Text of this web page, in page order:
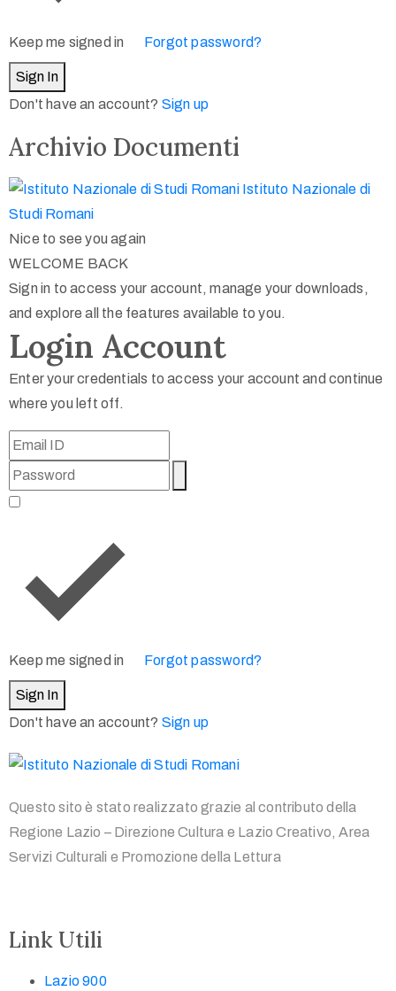
Keep me signed in Forgot password?
Sign In
Don't have an account? Sign up
Archivio Documenti
Istituto Nazionale di
Studi Romani
Nice to see you again
WELCOME BACK
Sign in to access your account, manage your downloads,
and explore all the features available to you.
Login Account
Enter your credentials to access your account and continue
where you left off.
Keep me signed in Forgot password?
Sign In
Don't have an account? Sign up
Questo sito è stato realizzato grazie al contributo della
Regione Lazio – Direzione Cultura e Lazio Creativo, Area
Servizi Culturali e Promozione della Lettura
Link Utili
Lazio 900